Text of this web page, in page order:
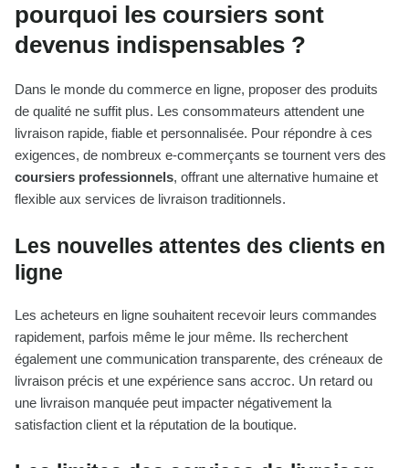
pourquoi les coursiers sont
devenus indispensables ?
Dans le monde du commerce en ligne, proposer des produits
de qualité ne suffit plus. Les consommateurs attendent une
livraison rapide, fiable et personnalisée. Pour répondre à ces
exigences, de nombreux e-commerçants se tournent vers des
coursiers professionnels, offrant une alternative humaine et
flexible aux services de livraison traditionnels.
Les nouvelles attentes des clients en
ligne
Les acheteurs en ligne souhaitent recevoir leurs commandes
rapidement, parfois même le jour même. Ils recherchent
également une communication transparente, des créneaux de
livraison précis et une expérience sans accroc. Un retard ou
une livraison manquée peut impacter négativement la
satisfaction client et la réputation de la boutique.